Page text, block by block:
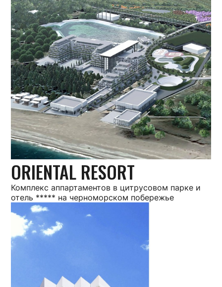
ORIENTAL RESORT
Комплекс аппартаментов в цитрусовом парке и
отель ***** на черноморском побережье